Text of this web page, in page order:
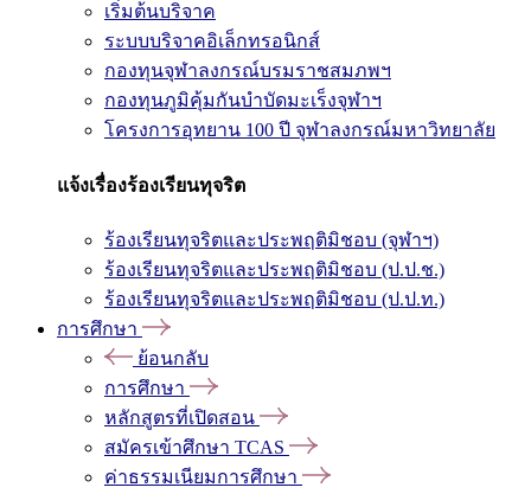
เริ่มต้นบริจาค
ระบบบริจาคอิเล็กทรอนิกส์
กองทุนจุฬาลงกรณ์บรมราชสมภพฯ
กองทุนภูมิคุ้มกันบำบัดมะเร็งจุฬาฯ
โครงการอุทยาน 100 ปี จุฬาลงกรณ์มหาวิทยาลัย
แจ้งเรื่องร้องเรียนทุจริต
ร้องเรียนทุจริตและประพฤติมิชอบ (จุฬาฯ)
ร้องเรียนทุจริตและประพฤติมิชอบ (ป.ป.ช.)
ร้องเรียนทุจริตและประพฤติมิชอบ (ป.ป.ท.)
การศึกษา
ย้อนกลับ
การศึกษา
หลักสูตรที่เปิดสอน
สมัครเข้าศึกษา TCAS
ค่าธรรมเนียมการศึกษา